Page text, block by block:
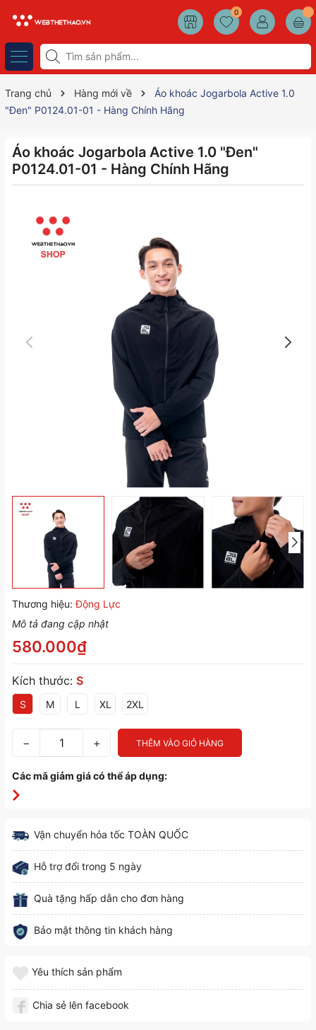
0
Trang chủ Hàng mới về
Áo khoác Jogarbola Active 1.0
"Đen" P0124.01-01 - Hàng Chính Hãng
Áo khoác Jogarbola Active 1.0 "Đen"
P0124.01-01 - Hàng Chính Hãng
Thương hiệu: Động Lực
Mô tả đang cập nhật
580.000₫
Kích thước: S
S M L XL 2XL
− + THÊM VÀO GIỎ HÀNG
Các mã giảm giá có thể áp dụng:
Vận chuyển hỏa tốc TOÀN QUỐC
Hỗ trợ đổi trong 5 ngày
Quà tặng hấp dẫn cho đơn hàng
Bảo mật thông tin khách hàng
Yêu thích sản phẩm
Chia sẻ lên facebook